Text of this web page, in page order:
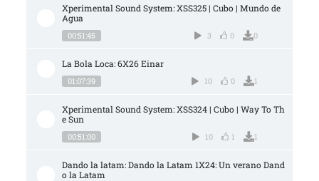
Xperimental Sound System: XSS325 | Cubo | Mundo de
Agua
00:51:45 3 0 0
La Bola Loca: 6X26 Einar
01:07:39 10 0 1
Xperimental Sound System: XSS324 | Cubo | Way To Th
e Sun
00:51:00 10 1 1
Dando la latam: Dando la Latam 1X24: Un verano Dand
o la Latam